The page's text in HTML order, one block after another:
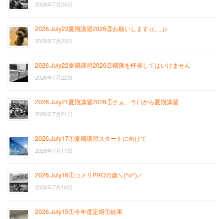
2026年7月24日
2026.July23夏期講習2026③お願いします<(_ _)>
2026年7月23日
2026.July22夏期講習2026②期限を軽視してはいけません
2026年7月22日
2026.July21夏期講習2026①さぁ、今日から夏期講習
2026年7月21日
2026.July17①夏期講習スタートに向けて
2026年7月17日
2026.July16①コメリPRO万歳＼(^o^)／
2026年7月16日
2026.July15①今年度定期①結果